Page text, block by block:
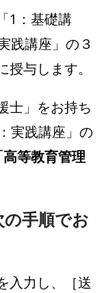
1：基礎講
践講座」の３
与します。
」をお持ち
実践講座」の
高等教育管理
手順でお
入力し、［送